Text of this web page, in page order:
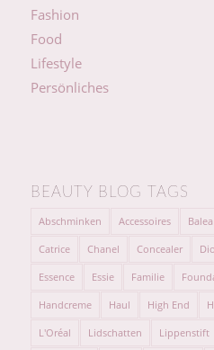
Fashion
Food
Lifestyle
Persönliches
BEAUTY BLOG TAGS
Abschminken Accessoires Balea
Catrice Chanel Concealer
Essence Essie Familie
Handcreme Haul High End
L'Oréal Lidschatten Lippenstift